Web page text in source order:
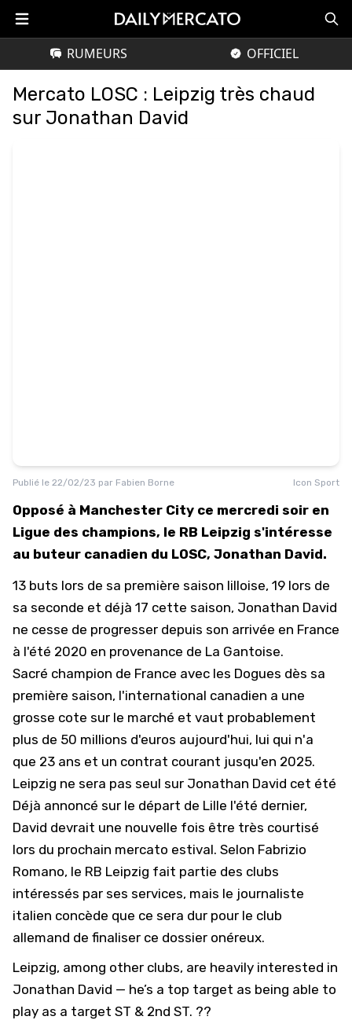
RUMEURS OFFICIEL
Mercato LOSC : Leipzig très chaud
sur Jonathan David
Publié le 22/02/23 par Fabien Borne Icon Sport
Opposé à Manchester City ce mercredi soir en
Ligue des champions, le RB Leipzig s'intéresse
au buteur canadien du LOSC, Jonathan David.
13 buts lors de sa première saison lilloise, 19 lors de
sa seconde et déjà 17 cette saison, Jonathan David
ne cesse de progresser depuis son arrivée en France
à l'été 2020 en provenance de La Gantoise.
Sacré champion de France avec les Dogues dès sa
première saison, l'international canadien a une
grosse cote sur le marché et vaut probablement
plus de 50 millions d'euros aujourd'hui, lui qui n'a
que 23 ans et un contrat courant jusqu'en 2025.
Leipzig ne sera pas seul sur Jonathan David cet été
Déjà annoncé sur le départ de Lille l'été dernier,
David devrait une nouvelle fois être très courtisé
lors du prochain mercato estival. Selon Fabrizio
Romano, le RB Leipzig fait partie des clubs
intéressés par ses services, mais le journaliste
italien concède que ce sera dur pour le club
allemand de finaliser ce dossier onéreux.
Leipzig, among other clubs, are heavily interested in
Jonathan David — he’s a top target as being able to
play as a target ST & 2nd ST. ??